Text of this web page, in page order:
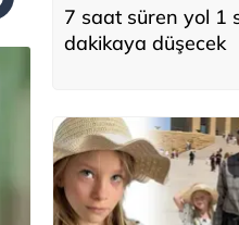
7 saat süren yol 1
dakikaya düşecek